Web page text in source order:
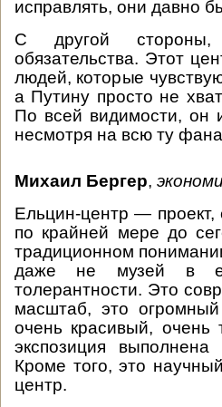
исправлять, они давно
С другой стороны,
обязательства. Этот
людей, которые
а Путину просто не
По всей видимости, он
несмотря на всю ту
Михаил Бергер,
Ельцин-центр —
по крайней мере до
традиционном
даже не музей в
толерантности. Это
масштаб, это
очень красивый,
экспозиция
Кроме того, это
центр.